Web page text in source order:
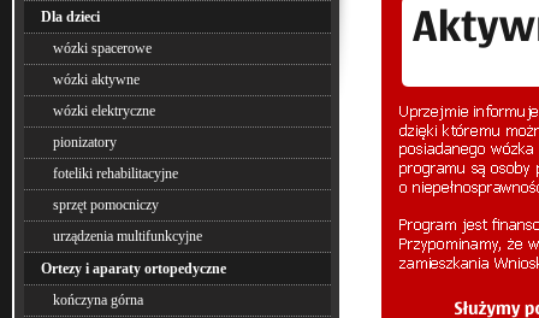
Dla dzieci
wózki spacerowe
wózki aktywne
wózki elektryczne
pionizatory
foteliki rehabilitacyjne
sprzęt pomocniczy
urządzenia multifunkcyjne
Ortezy i aparaty ortopedyczne
kończyna górna